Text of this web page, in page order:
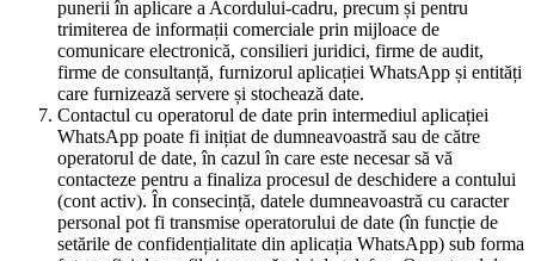
punerii în aplicare a Acordului-cadru, precum și pentru
trimiterea de informații comerciale prin mijloace de
comunicare electronică, consilieri juridici, firme de audit,
firme de consultanță, furnizorul aplicației WhatsApp și entități
care furnizează servere și stochează date.
Contactul cu operatorul de date prin intermediul aplicației
WhatsApp poate fi inițiat de dumneavoastră sau de către
operatorul de date, în cazul în care este necesar să vă
contacteze pentru a finaliza procesul de deschidere a contului
(cont activ). În consecință, datele dumneavoastră cu caracter
personal pot fi transmise operatorului de date (în funcție de
setările de confidențialitate din aplicația WhatsApp) sub forma